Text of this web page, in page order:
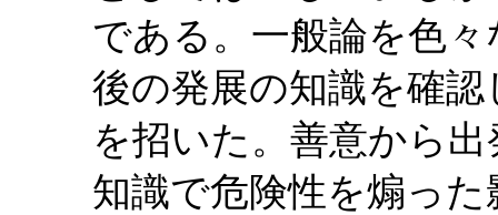
である。一般論を色
後の発展の知識を確
を招いた。善意から
知識で危険性を煽っ